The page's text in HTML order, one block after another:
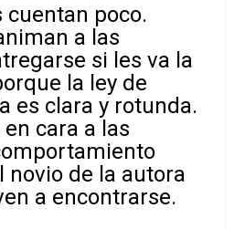
cuentan poco.
a las
si les va la
la ley de
es clara y rotunda.
cara a las
novio de la autora
a encontrarse.